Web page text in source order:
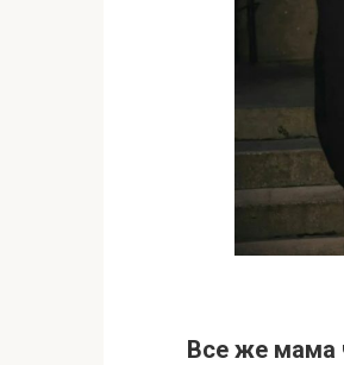
Все же мама